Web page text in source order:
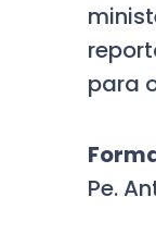
para
Pe.